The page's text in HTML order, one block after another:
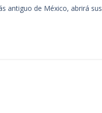
antiguo de México, abrirá sus